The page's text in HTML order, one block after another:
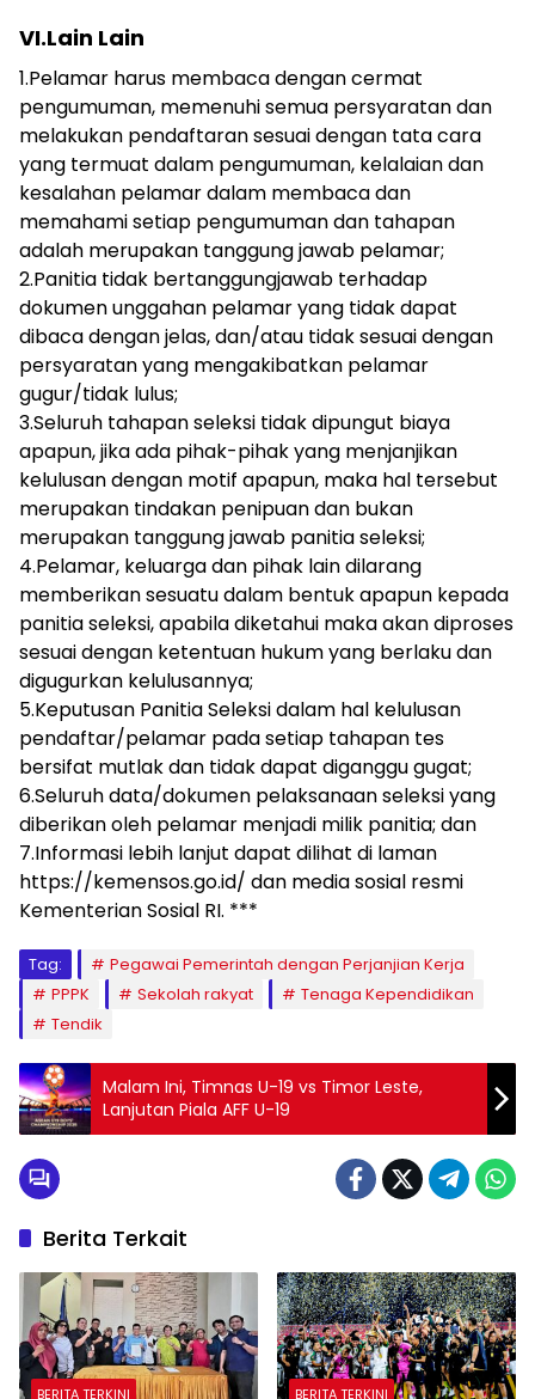
VI.Lain Lain
1.Pelamar harus membaca dengan cermat
pengumuman, memenuhi semua persyaratan dan
melakukan pendaftaran sesuai dengan tata cara
yang termuat dalam pengumuman, kelalaian dan
kesalahan pelamar dalam membaca dan
memahami setiap pengumuman dan tahapan
adalah merupakan tanggung jawab pelamar;
2.Panitia tidak bertanggungjawab terhadap
dokumen unggahan pelamar yang tidak dapat
dibaca dengan jelas, dan/atau tidak sesuai dengan
persyaratan yang mengakibatkan pelamar
gugur/tidak lulus;
3.Seluruh tahapan seleksi tidak dipungut biaya
apapun, jika ada pihak-pihak yang menjanjikan
kelulusan dengan motif apapun, maka hal tersebut
merupakan tindakan penipuan dan bukan
merupakan tanggung jawab panitia seleksi;
4.Pelamar, keluarga dan pihak lain dilarang
memberikan sesuatu dalam bentuk apapun kepada
panitia seleksi, apabila diketahui maka akan diproses
sesuai dengan ketentuan hukum yang berlaku dan
digugurkan kelulusannya;
5.Keputusan Panitia Seleksi dalam hal kelulusan
pendaftar/pelamar pada setiap tahapan tes
bersifat mutlak dan tidak dapat diganggu gugat;
6.Seluruh data/dokumen pelaksanaan seleksi yang
diberikan oleh pelamar menjadi milik panitia; dan
7.Informasi lebih lanjut dapat dilihat di laman
https://kemensos.go.id/ dan media sosial resmi
Kementerian Sosial RI. ***
Tag:
Pegawai Pemerintah dengan Perjanjian Kerja
PPPK
Sekolah rakyat
Tenaga Kependidikan
Tendik
Malam Ini, Timnas U-19 vs Timor Leste,
Lanjutan Piala AFF U-19
Berita Terkait
BERITA TERKINI BERITA TERKINI